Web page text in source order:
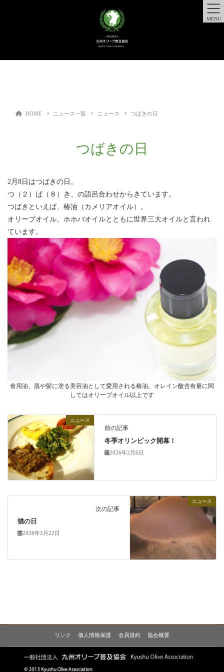
HOME ニュース一覧 ニュース つばきの日
つばきの日
2月8日はつばきの日。
つ（２）ば（８）き、の語呂合わせからきています。
つばきといえば、椿油（カメリアオイル）。
オリーブオイル、ホホバオイルとともに世界三大オイルと言われ
ています。
食用油、肌や髪に塗る美容油として愛用される椿油。オレイン酸含有量に関
してはオリーブオイル以上です
ニュース
前の記事
冬季オリンピック開幕！
2026年2月6日
ニュース
次の記事
猫の日
2026年2月22日
リンク 個人情報保護 会員規約 協会概要
MENU